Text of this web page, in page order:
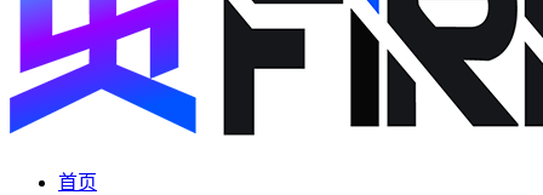
首页